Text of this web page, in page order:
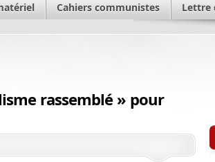
Cahiers communistes Lettre
rassemblé » pour